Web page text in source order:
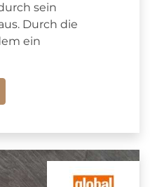
sein
Durch die
ein